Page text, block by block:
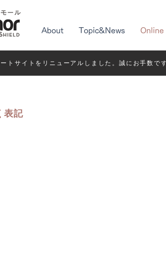
About Topic&News Online
ートサイトをリニューアルしました。誠にお手数で
表記